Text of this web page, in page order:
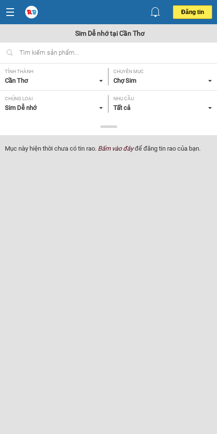
Đăng tin
Sim Dễ nhớ tại Cần Thơ
TỈNH THÀNH
Cần Thơ
CHUYÊN MỤC
Chợ Sim
CHỦNG LOẠI
Sim Dễ nhớ
NHU CẦU
Tất cả
Tất cả
Mục này hiện thời chưa có tin rao. Bấm vào đâyđể đăng tin rao của bạn.